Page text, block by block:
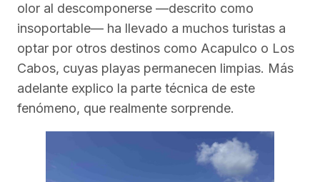
olor al descomponerse —descrito como
insoportable— ha llevado a muchos turistas a
optar por otros destinos como Acapulco o Los
Cabos, cuyas playas permanecen limpias. Más
adelante explico la parte técnica de este
fenómeno, que realmente sorprende.